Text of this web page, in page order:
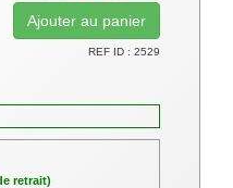
REF ID : 2529
retrait)